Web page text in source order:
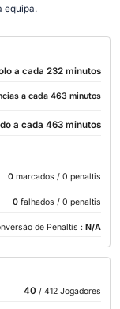
equipa.
a cada 232 minutos
a cada 463 minutos
a cada 463 minutos
0 marcados / 0 penaltis
0 falhados / 0 penaltis
de Penaltis : N/A
40 / 412 Jogadores